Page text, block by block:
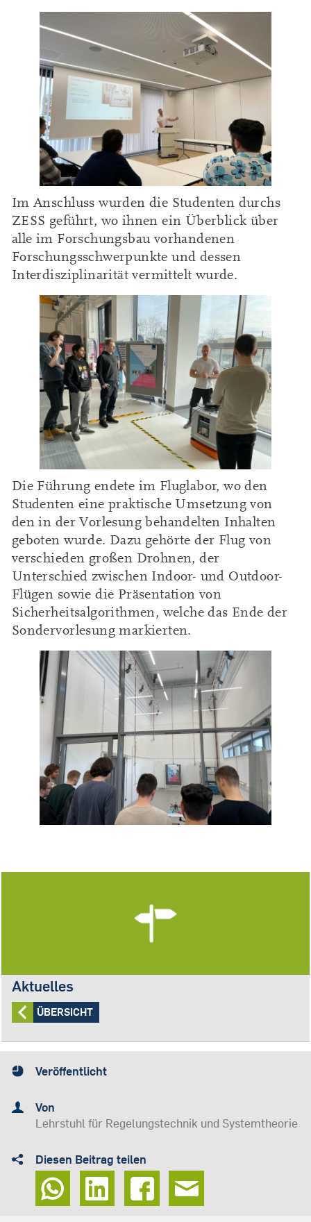
Im Anschluss wurden die Studenten durchs
ZESS geführt, wo ihnen ein Überblick über
alle im Forschungsbau vorhandenen
Forschungsschwerpunkte und dessen
Interdisziplinarität vermittelt wurde.
Die Führung endete im Fluglabor, wo den
Studenten eine praktische Umsetzung von
den in der Vorlesung behandelten Inhalten
geboten wurde. Dazu gehörte der Flug von
verschieden großen Drohnen, der
Unterschied zwischen Indoor- und Outdoor-
Flügen sowie die Präsentation von
Sicherheitsalgorithmen, welche das Ende der
Sondervorlesung markierten.
Aktuelles
ÜBERSICHT
Veröffentlicht
Von
Lehrstuhl für Regelungstechnik und Systemtheorie
Diesen Beitrag teilen